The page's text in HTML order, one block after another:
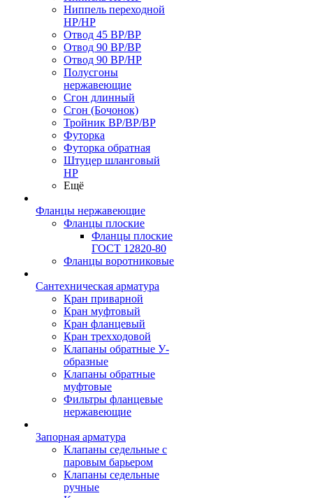
Ниппель переходной
НР/НР
Отвод 45 ВР/ВР
Отвод 90 ВР/ВР
Отвод 90 ВР/НР
Полусгоны
нержавеющие
Сгон длинный
Сгон (Бочонок)
Тройник ВР/ВР/ВР
Футорка
Футорка обратная
Штуцер шланговый
НР
Ещё
Фланцы нержавеющие
Фланцы плоские
Фланцы плоские
ГОСТ 12820-80
Фланцы воротниковые
Сантехническая арматура
Кран приварной
Кран муфтовый
Кран фланцевый
Кран трехходовой
Клапаны обратные У-
образные
Клапаны обратные
муфтовые
Фильтры фланцевые
нержавеющие
Запорная арматура
Клапаны седельные с
паровым барьером
Клапаны седельные
ручные